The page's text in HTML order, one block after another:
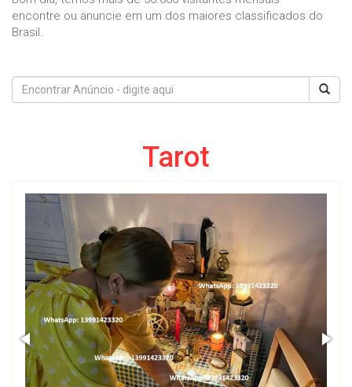
encontre ou anuncie em um dos maiores classificados do
Brasil.
Tarot